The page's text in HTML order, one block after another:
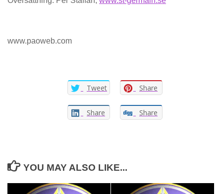
www.paoweb.com
Tweet Share
Share Share
YOU MAY ALSO LIKE...